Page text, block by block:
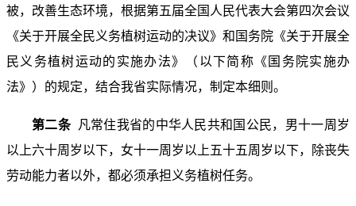
被，改善生态环境，根据第五届全国人民代表大会第四次会议
《关于开展全民义务植树运动的决议》和国务院《关于开展全
民义务植树运动的实施办法》（以下简称《国务院实施办
法》）的规定，结合我省实际情况，制定本细则。
第二条 凡常住我省的中华人民共和国公民，男十一周岁
以上六十周岁以下，女十一周岁以上五十五周岁以下，除丧失
劳动能力者以外，都必须承担义务植树任务。